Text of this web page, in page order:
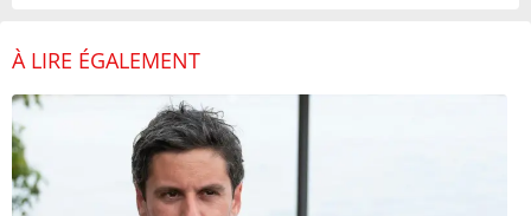
À LIRE ÉGALEMENT